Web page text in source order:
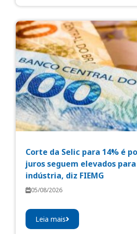
Corte da Selic para 14% é
juros seguem elevados
indústria, diz FIEMG
05/08/2026
Leia mais